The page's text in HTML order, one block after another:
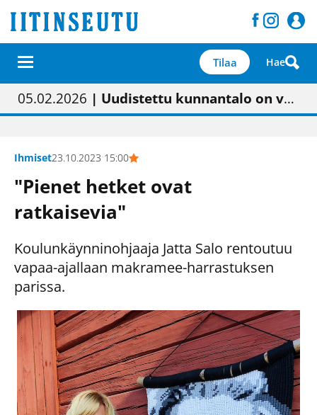
Tilaa Hae
01.02.2026 | Painon vaihtumisen pitäisi näkyä hieman parempana painojäljen laatuna lehdessä
05.02.2026 | Uudistettu kunnantalo on valoisa
23.04.2026 | “Olemme käynnistämässä uudelleen keskustavisiotyön”
09.05.2026| "Maalla on totuttu elämään omavaraisemmin kuin kaupungissa"
Ihmiset23.10.2023 15:00
"Pienet hetket ovat
ratkaisevia"
Koulunkäynninohjaaja Jatta Salo rentoutuu
vapaa-ajallaan makramee-harrastuksen
parissa.